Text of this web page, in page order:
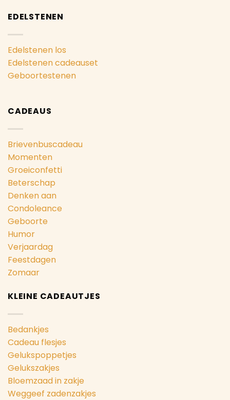
EDELSTENEN
Edelstenen los
Edelstenen cadeauset
Geboortestenen
CADEAUS
Brievenbuscadeau
Momenten
Groeiconfetti
Beterschap
Denken aan
Condoleance
Geboorte
Humor
Verjaardag
Feestdagen
Zomaar
KLEINE CADEAUTJES
Bedankjes
Cadeau flesjes
Gelukspoppetjes
Gelukszakjes
Bloemzaad in zakje
Weggeef zadenzakjes